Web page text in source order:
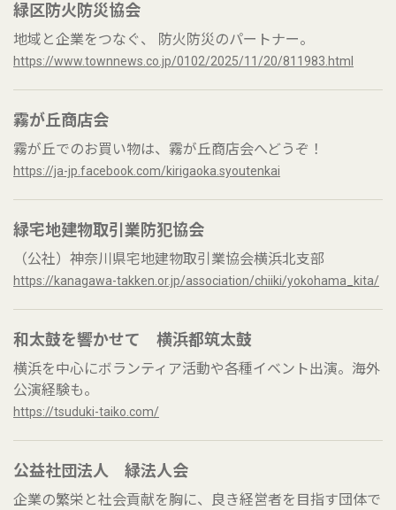
緑区防火防災協会
地域と企業をつなぐ、 防火防災のパートナー。
https://www.townnews.co.jp/0102/2025/11/20/811983.html
霧が丘商店会
霧が丘でのお買い物は、霧が丘商店会へどうぞ！
https://ja-jp.facebook.com/kirigaoka.syoutenkai
緑宅地建物取引業防犯協会
（公社）神奈川県宅地建物取引業協会横浜北支部
https://kanagawa-takken.or.jp/association/chiiki/yokohama_kita/
和太鼓を響かせて 横浜都筑太鼓
横浜を中心にボランティア活動や各種イベント出演。海外
公演経験も。
https://tsuduki-taiko.com/
公益社団法人 緑法人会
企業の繁栄と社会貢献を胸に、良き経営者を目指す団体で